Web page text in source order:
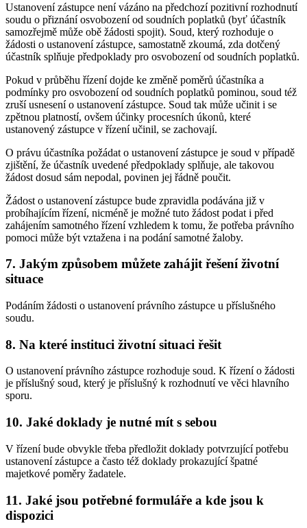
Ustanovení zástupce není vázáno na předchozí pozitivní rozhodnutí
soudu o přiznání osvobození od soudních poplatků (byť účastník
samozřejmě může obě žádosti spojit). Soud, který rozhoduje o
žádosti o ustanovení zástupce, samostatně zkoumá, zda dotčený
účastník splňuje předpoklady pro osvobození od soudních poplatků.
Pokud v průběhu řízení dojde ke změně poměrů účastníka a
podmínky pro osvobození od soudních poplatků pominou, soud též
zruší usnesení o ustanovení zástupce. Soud tak může učinit i se
zpětnou platností, ovšem účinky procesních úkonů, které
ustanovený zástupce v řízení učinil, se zachovají.
O právu účastníka požádat o ustanovení zástupce je soud v případě
zjištění, že účastník uvedené předpoklady splňuje, ale takovou
žádost dosud sám nepodal, povinen jej řádně poučit.
Žádost o ustanovení zástupce bude zpravidla podávána již v
probíhajícím řízení, nicméně je možné tuto žádost podat i před
zahájením samotného řízení vzhledem k tomu, že potřeba právního
pomoci může být vztažena i na podání samotné žaloby.
7. Jakým způsobem můžete zahájit řešení životní
situace
Podáním žádosti o ustanovení právního zástupce u příslušného
soudu.
8. Na které instituci životní situaci řešit
O ustanovení právního zástupce rozhoduje soud. K řízení o žádosti
je příslušný soud, který je příslušný k rozhodnutí ve věci hlavního
sporu.
10. Jaké doklady je nutné mít s sebou
V řízení bude obvykle třeba předložit doklady potvrzující potřebu
ustanovení zástupce a často též doklady prokazující špatné
majetkové poměry žadatele.
11. Jaké jsou potřebné formuláře a kde jsou k
dispozici